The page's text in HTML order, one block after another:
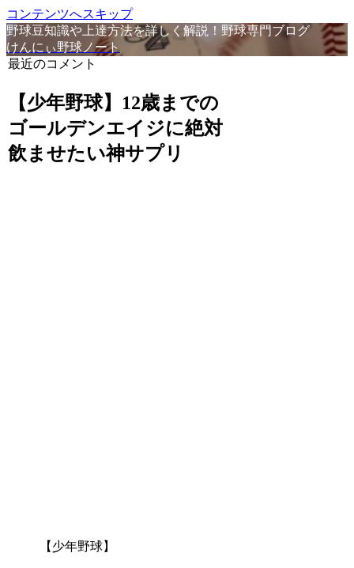
コンテンツへスキップ
野球豆知識や上達方法を詳しく解説！野球専門ブログ
けんにぃ野球ノート
最近のコメント
【少年野球】12歳までの
ゴールデンエイジに絶対
飲ませたい神サプリ
【少年野球】